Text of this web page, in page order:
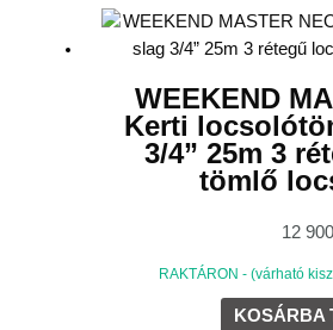
WEEKEND
Kerti
3/4” 25m 3
tömlő
12 900
RAKTÁRON - (várható
KOSÁRBA